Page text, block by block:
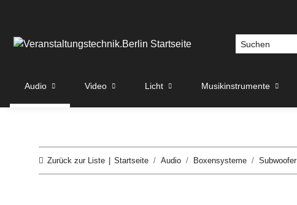
Audio Video Licht Musikinstrumente
Zurück zur Liste Startseite Audio Boxensysteme Subwoofer